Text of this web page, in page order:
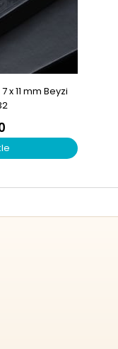
x 11 mm Beyzi